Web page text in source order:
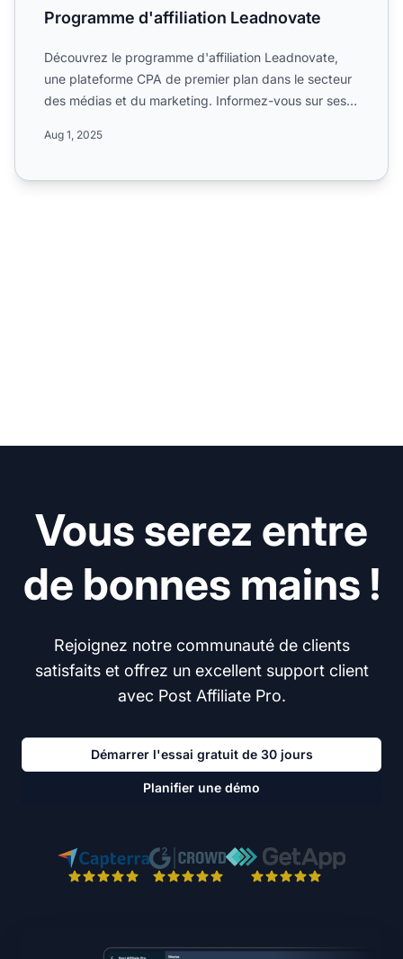
Programme d'affiliation Leadnovate
Découvrez le programme d'affiliation Leadnovate,
une plateforme CPA de premier plan dans le secteur
des médias et du marketing. Informez-vous sur ses
Aug 1, 2025
Vous serez entre
de bonnes mains !
Rejoignez notre communauté de clients
satisfaits et offrez un excellent support client
avec Post Affiliate Pro.
Démarrer l'essai gratuit de 30 jours
Planifier une démo